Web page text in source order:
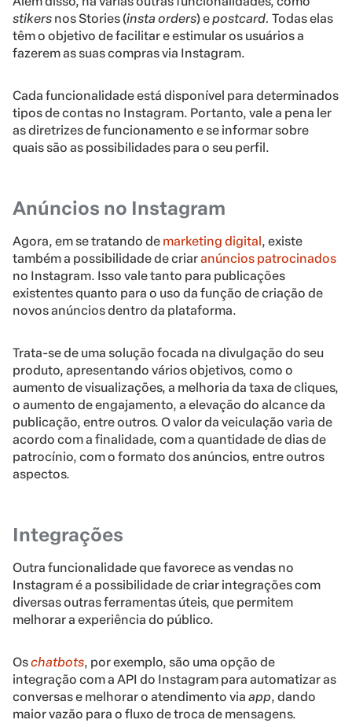
stikers nos Stories (insta orders) epostcard. Todas elas
têm o objetivo de facilitar e estimular os usuários a
fazerem as suas compras via Instagram.
Cada funcionalidade está disponível para determinados
tipos de contas no Instagram. Portanto, vale a pena ler
as diretrizes de funcionamento e se informar sobre
quais são as possibilidades para o seu perfil.
Anúncios no Instagram
Agora, em se tratando de marketing digital , existe
também a possibilidade de criaranúncios patrocinados
no Instagram. Isso vale tanto para publicações
existentes quanto para o uso da função de criação de
novos anúncios dentro da plataforma.
Trata-se de uma solução focada na divulgação do seu
produto, apresentando vários objetivos, como o
aumento de visualizações, a melhoria da taxa de cliques,
o aumento de engajamento, a elevação do alcance da
publicação, entre outros. O valor da veiculação varia de
acordo com a finalidade, com a quantidade de dias de
patrocínio, com o formato dos anúncios, entre outros
aspectos.
Integrações
Outra funcionalidade que favorece as vendas no
Instagram é a possibilidade de criar integrações com
diversas outras ferramentas úteis, que permitem
melhorar a experiência do público.
Oschatbots, por exemplo, são uma opção de
integração com a API do Instagram para automatizar as
conversas e melhorar o atendimento via app, dando
maior vazão para o fluxo de troca de mensagens.